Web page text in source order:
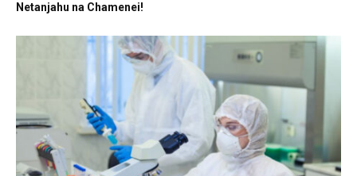
Netanjahu na Chamenei!